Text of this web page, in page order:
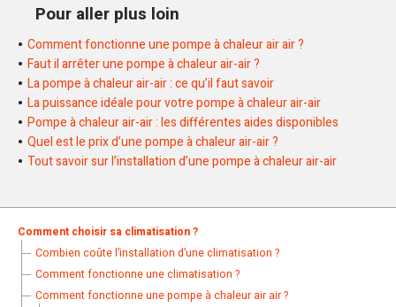
Pour aller plus loin
Comment fonctionne une pompe à chaleur air air ?
Faut il arrêter une pompe à chaleur air-air ?
La pompe à chaleur air-air : ce qu’il faut savoir
La puissance idéale pour votre pompe à chaleur air-air
Pompe à chaleur air-air : les différentes aides disponibles
Quel est le prix d’une pompe à chaleur air-air ?
Tout savoir sur l’installation d’une pompe à chaleur air-air
Comment choisir sa climatisation ?
Combien coûte l’installation d’une climatisation ?
Comment fonctionne une climatisation ?
Comment fonctionne une pompe à chaleur air air ?